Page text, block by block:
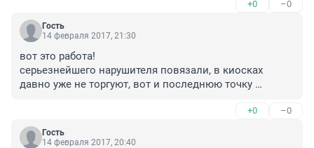
+0 –0
Гость
14 февраля 2017, 21:30
вот это работа!
серьезнейшего нарушителя повязали, в киосках
давно уже не торгуют, вот и последнюю точку
особенно до сих пор не торгуют а павильоне на
остановке пр комарова по улице дмитриева..
+0 –0
Гость
14 февраля 2017, 20:40